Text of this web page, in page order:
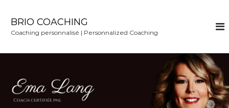
BRIO COACHING
Coaching personnalisé | Personnalized Coaching